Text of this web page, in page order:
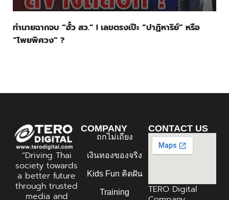
ทำนายฉากจบ “ฮั้ว สว.” ! เลขตรงเป๊ะ “ปาฏิหาริย์” หรือ
“โพยพิศวง” ?
“Driving Thai
society towards
a better future
through trusted
media and
COMPANY
ถกไม่เถียง
เงินทองของจริง
Kids Fun คิดฝัน
Training
CONTACT US
TERO Digital